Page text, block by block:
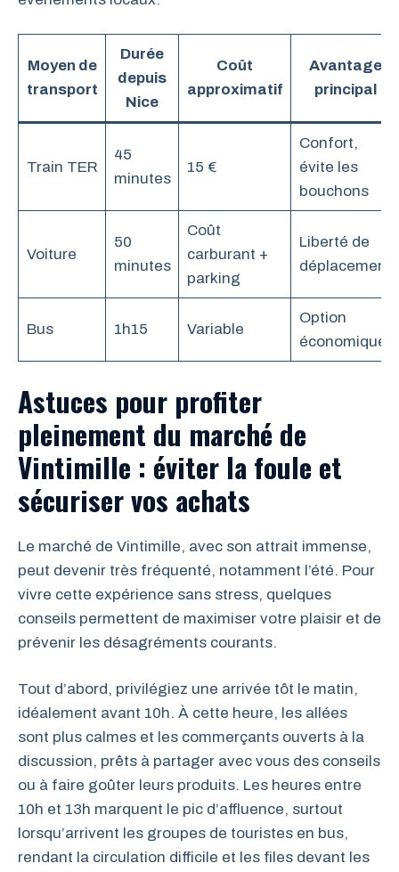
Moyen de
transport
Durée
depuis
Nice
Coût
approximatif
Avantage
principal
Train TER
45
minutes
15 €
Confort,
évite les
bouchons
Voiture
50
minutes
Coût
carburant +
parking
Liberté de
déplacement
Bus 1h15 Variable
Option
économique
Astuces pour profiter
pleinement du marché de
Vintimille : éviter la foule et
sécuriser vos achats
Le marché de Vintimille, avec son attrait immense,
peut devenir très fréquenté, notamment l’été. Pour
vivre cette expérience sans stress, quelques
conseils permettent de maximiser votre plaisir et de
prévenir les désagréments courants.
Tout d’abord, privilégiez une arrivée tôt le matin,
idéalement avant 10h. À cette heure, les allées
sont plus calmes et les commerçants ouverts à la
discussion, prêts à partager avec vous des conseils
ou à faire goûter leurs produits. Les heures entre
10h et 13h marquent le pic d’affluence, surtout
lorsqu’arrivent les groupes de touristes en bus,
rendant la circulation difficile et les files devant les